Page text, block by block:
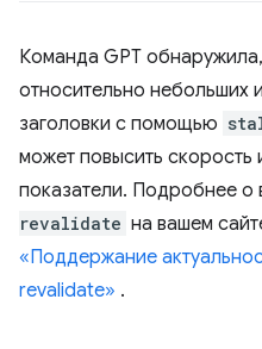
Команда GPT
относительно небольших
заголовки с помощью
может повысить скорость
показатели. Подробнее о
revalidate на вашем
«Поддержание
revalidate» .